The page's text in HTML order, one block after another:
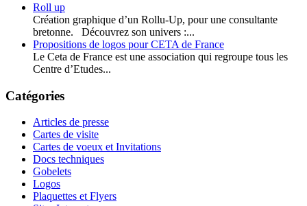
Roll up
Création graphique d’un Rollu-Up, pour une consultante
bretonne. Découvrez son univers :...
Propositions de logos pour CETA de France
Le Ceta de France est une association qui regroupe tous les
Centre d’Etudes...
Catégories
Articles de presse
Cartes de visite
Cartes de voeux et Invitations
Docs techniques
Gobelets
Logos
Plaquettes et Flyers